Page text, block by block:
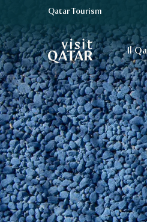
Pagina iniziale Visit
Qatar Tourism
Il